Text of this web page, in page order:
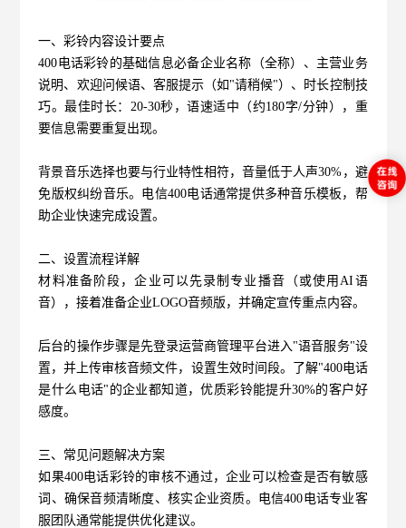
一、彩铃内容设计要点
400电话彩铃的基础信息必备企业名称（全称）、主营业务
说明、欢迎问候语、客服提示（如"请稍候"）、时长控制技
巧。最佳时长：20-30秒，语速适中（约180字/分钟），重
要信息需要重复出现。
背景音乐选择也要与行业特性相符，音量低于人声30%，避
免版权纠纷音乐。电信400电话通常提供多种音乐模板，帮
助企业快速完成设置。
二、设置流程详解
材料准备阶段，企业可以先录制专业播音（或使用AI语
音），接着准备企业LOGO音频版，并确定宣传重点内容。
后台的操作步骤是先登录运营商管理平台进入"语音服务"设
置，并上传审核音频文件，设置生效时间段。了解"400电话
是什么电话"的企业都知道，优质彩铃能提升30%的客户好
感度。
三、常见问题解决方案
如果400电话彩铃的审核不通过，企业可以检查是否有敏感
词、确保音频清晰度、核实企业资质。电信400电话专业客
服团队通常能提供优化建议。